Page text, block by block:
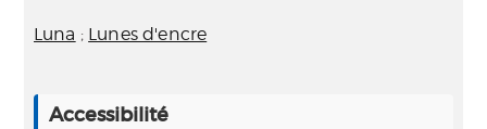
Luna ; Lunes d'encre
Accessibilité